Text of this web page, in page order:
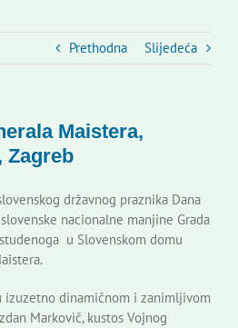
Prethodna Slijedeća
Maistera,
Zagreb
državnog praznika Dana
nacionalne manjine Grada
u Slovenskom domu
izuzetno dinamičnom i zanimljivom
Markovič, kustos Vojnog